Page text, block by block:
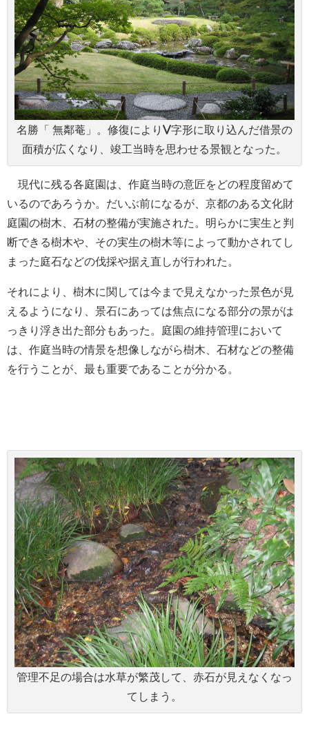
名勝「 無鄰菴」。修復によりV字形に取り込んだ借景の
面積が広くなり、竣工当時を思わせる景観となった。
現代に残る各庭園は、作庭当時の意匠をどの程度留めて
いるのであろうか。だいぶ前になるが、京都のある文化財
庭園の樹木、石材の整備が実施された。明らかに実生と判
断できる樹木や、その実生の樹木等によって動かされてし
まった庭石などの伐採や据え直しが行われた。
それにより、樹木に関しては今まで見えなかった景色が見
えるようになり、景石にあっては焦点になる部分の景がは
っきり浮き出た部分もあった。庭園の維持管理において
は、作庭当時の情景を想像しながら樹木、石材などの整備
を行うことが、最も重要であることが分かる。
管理不足の場合は水草が繁茂して、赤石が見えなくなっ
てしまう。